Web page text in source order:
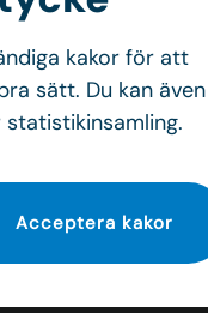
kakor för att
sätt. Du kan även
Acceptera kakor